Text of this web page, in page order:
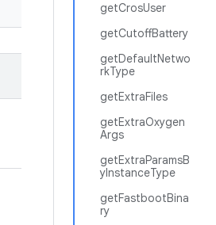
getCrosUser
getCutoffBattery
getDefaultNetwo
rkType
getExtraFiles
getExtraOxygen
Args
getExtraParamsB
yInstanceType
getFastbootBina
ry